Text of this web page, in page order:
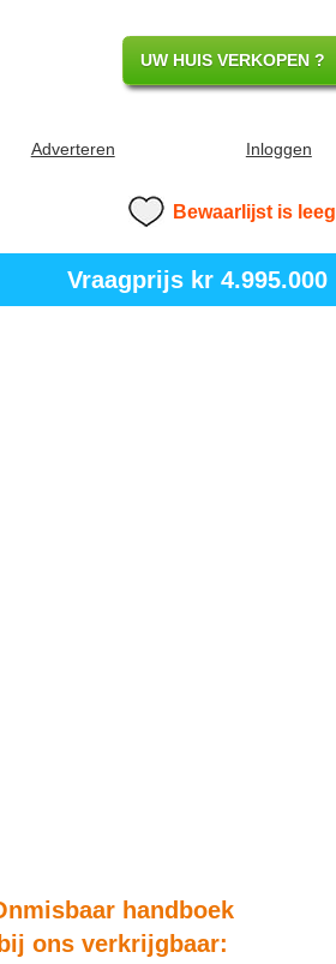
UW HUIS VERKOPEN ?
Adverteren Inloggen
Bewaarlijst is leeg
Vraagprijs kr 4.995.000
handboek
bij ons verkrijgbaar: